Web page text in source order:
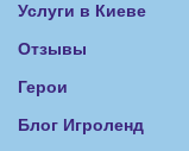
Услуги в Киеве
Отзывы
Герои
Блог Игроленд